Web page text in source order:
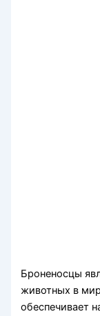
Броненосцы
животных в
обеспечивает